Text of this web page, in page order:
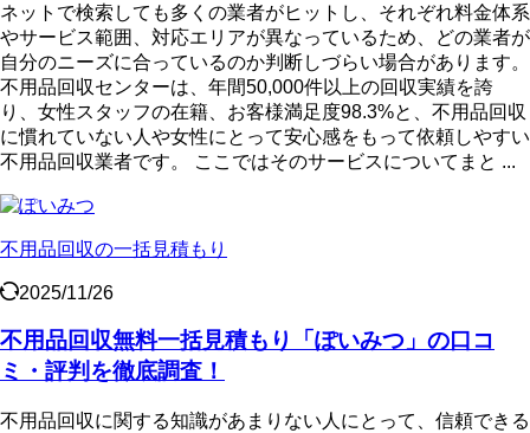
ネットで検索しても多くの業者がヒットし、それぞれ料金体系
やサービス範囲、対応エリアが異なっているため、どの業者が
自分のニーズに合っているのか判断しづらい場合があります。
不用品回収センターは、年間50,000件以上の回収実績を誇
り、女性スタッフの在籍、お客様満足度98.3%と、不用品回収
に慣れていない人や女性にとって安心感をもって依頼しやすい
不用品回収業者です。 ここではそのサービスについてまと ...
不用品回収の一括見積もり
2025/11/26
不用品回収無料一括見積もり「ぽいみつ」の口コ
ミ・評判を徹底調査！
不用品回収に関する知識があまりない人にとって、信頼できる